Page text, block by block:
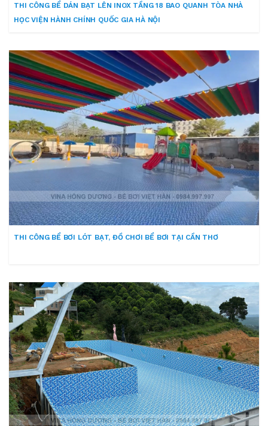
THI CÔNG BỂ DÁN BẠT LÊN INOX TẦNG 18 BAO QUANH TÒA NHÀ
HỌC VIỆN HÀNH CHÍNH QUỐC GIA HÀ NỘI
THI CÔNG BỂ BƠI LÓT BẠT, ĐỒ CHƠI BỂ BƠI TẠI CẦN THƠ